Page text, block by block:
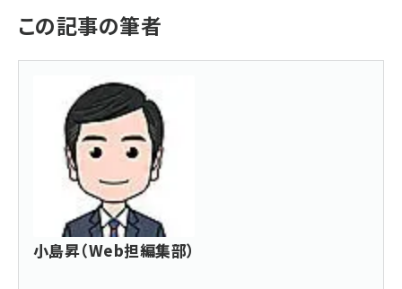
この記事の筆者
小島昇（Web担編集部）